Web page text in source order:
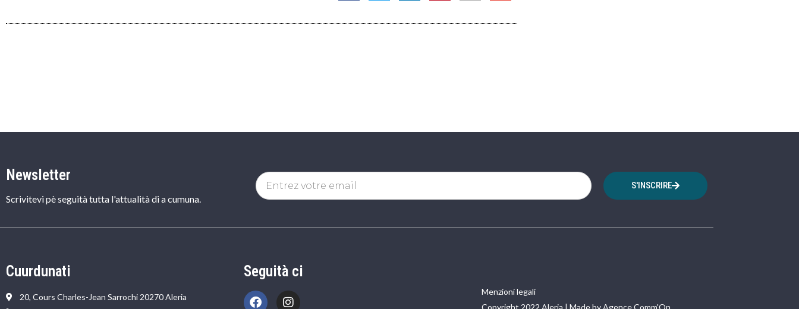
Newsletter
Scrivitevi pè seguità tutta l'attualità di a cumuna.
S'INSCRIRE
Cuurdunati
20, Cours Charles-Jean Sarrochi 20270 Aleria
Seguità ci
Menzioni legali
Copyright 2022 Aleria | Made by Agence Comm'On